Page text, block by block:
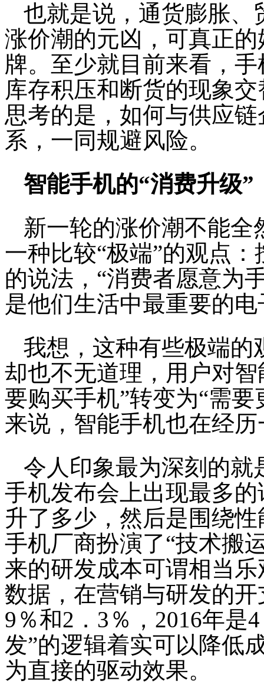
也就是说，通货膨胀、
涨价潮的元凶，可真正
牌。至少就目前来看，
库存积压和断货的现象
思考的是，如何与供应
系，一同规避风险。
智能手机的“消费升级”
新一轮的涨价潮不能
一种比较“极端”的观点：
的说法，“消费者愿意为
是他们生活中最重要的电
我想，这种有些极端的
却也不无道理，用户对
要购买手机”转变为“需
来说，智能手机也在经历
令人印象最为深刻的就
手机发布会上出现最多
升了多少，然后是围绕
手机厂商扮演了“技术搬
来的研发成本可谓相当
数据，在营销与研发的
9％和2．3％，2016年是
发”的逻辑着实可以降低
为直接的驱动效果。